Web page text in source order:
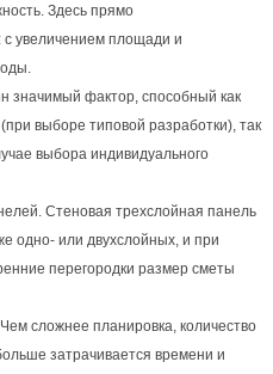
Здесь прямо
с увеличением площади и
значимый фактор, способный как
выборе типовой разработки), так
выбора индивидуального
Стеновая трехслойная панель
одно- или двухслойных, и при
перегородки размер сметы
сложнее планировка, количество
затрачивается времени и